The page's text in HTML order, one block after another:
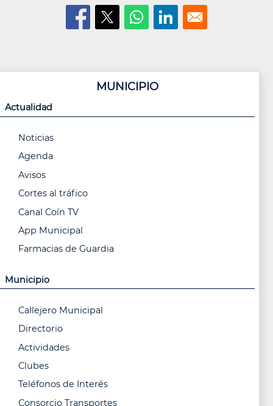
MUNICIPIO
Actualidad
Noticias
Agenda
Avisos
Cortes al tráfico
Canal Coín TV
App Municipal
Farmacias de Guardia
Municipio
Callejero Municipal
Directorio
Actividades
Clubes
Teléfonos de Interés
Consorcio Transportes